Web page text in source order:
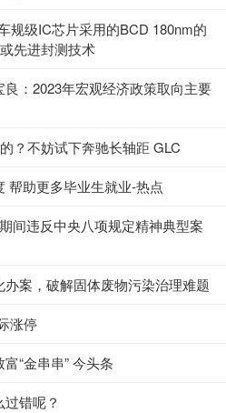
规级IC芯片采用的BCD 180nm的
先进封测技术
：2023年宏观经济政策取向主要
？不妨试下奔驰长轴距 GLC
帮助更多毕业生就业-热点
间违反中央八项规定精神典型案
案，破解固体废物污染治理难题
涨停
“金串串” 今头条
过错呢？